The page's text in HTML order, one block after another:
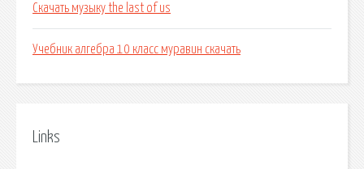
Скачать музыку the last of us
Учебник алгебра 10 класс муравин скачать
Links